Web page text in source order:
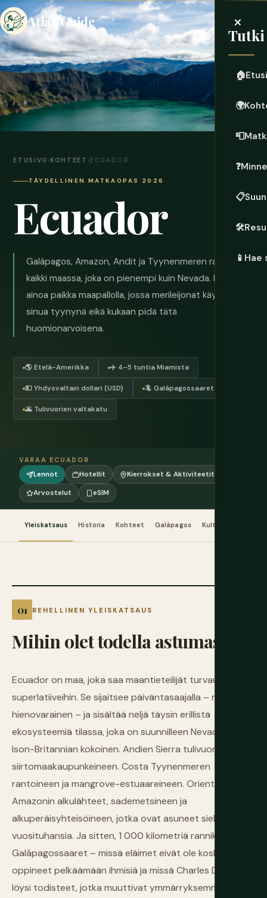
Atlas Guide ×
Tutki
🏠
🌍
📮
❓
📋
🛠️
📱 Hae
ETUSIVU ›KOHTEET ›ECUADOR
TÄYDELLINEN MATKAOPAS 2026
Ecuador
Galápagos, Amazon, Andit ja Tyynenmeren rannikko
kaikki maassa, joka on pienempi kuin Nevada. Lisäksi
ainoa paikka maapallolla, jossa merileijonat käyttävät
sinua tyynynä eikä kukaan pidä tätä
huomionarvoisena.
🌎 Etelä-Amerikka ✈️ 4–5 tuntia Miamista
💵 Yhdysvaltain dollari (USD) 🦎 Galápagossaaret
🌋 Tulivuorien valtakatu
VARAA ECUADOR
Lennot Hotellit
Kierrokset & Aktiviteetit
Arvostelut
eSIM
Yleiskatsaus Historia Kohteet Galápagos Kulttuuri & Etiikka
REHELLINEN YLEISKATSAUS
Mihin olet todella astumassa
Ecuador on maa, joka saa maantieteilijät turvautumaan
superlatiiveihin. Se sijaitsee päiväntasaajalla – nimi ei ole
hienovarainen – ja sisältää neljä täysin erillistä
ekosysteemiä tilassa, joka on suunnilleen Nevadan tai
Ison-Britannian kokoinen. Andien Sierra tulivuorineen ja
siirtomaakaupunkeineen. Costa Tyynenmeren
rantoineen ja mangrove-estuaareineen. Oriente,
Amazonin alkulähteet, sademetsineen ja
alkuperäisyhteisöineen, jotka ovat asuneet siellä
vuosituhansia. Ja sitten, 1 000 kilometriä rannikosta,
Galápagossaaret – missä eläimet eivät ole koskaan
oppineet pelkäämään ihmisiä ja missä Charles Darwin
löysi todisteet, jotka muuttivat ymmärryksemme